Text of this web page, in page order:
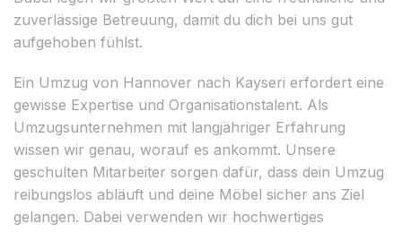
zuverlässige Betreuung, damit du dich bei uns gut
aufgehoben fühlst.
Ein Umzug von Hannover nach Kayseri erfordert eine
gewisse Expertise und Organisationstalent. Als
Umzugsunternehmen mit langjähriger Erfahrung
wissen wir genau, worauf es ankommt. Unsere
geschulten Mitarbeiter sorgen dafür, dass dein Umzug
reibungslos abläuft und deine Möbel sicher ans Ziel
gelangen. Dabei verwenden wir hochwertiges